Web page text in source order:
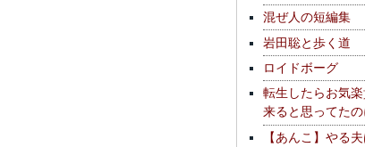
混ぜ人の短編集
岩田聡と歩く道
ロイドボーグ
転生したらお気
来ると思ってた
【あんこ】やる